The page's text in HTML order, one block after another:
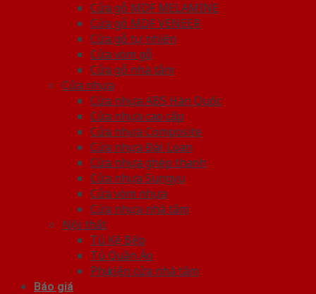
Cửa gỗ MDF MELAMINE
Cửa gỗ MDF VENEER
Cửa gỗ tự nhiên
Cửa vòm gỗ
Cửa gỗ nhà tắm
Cửa nhựa
Cửa nhựa ABS Hàn Quốc
Cửa nhựa cao cấp
Cửa nhựa Composite
Cửa nhựa Đài Loan
Cửa nhựa ghép thanh
Cửa nhựa Sungyu
Cửa vòm nhựa
Cửa nhựa nhà tắm
Nội thất
Tủ Kệ Bếp
Tủ Quần Áo
Phụ kiện cửa nhà tắm
Báo giá